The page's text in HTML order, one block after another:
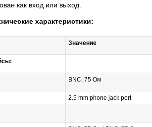
как вход или выход.
характеристики:
Значение
BNC, 75 Ом
2.5 mm phone jack port